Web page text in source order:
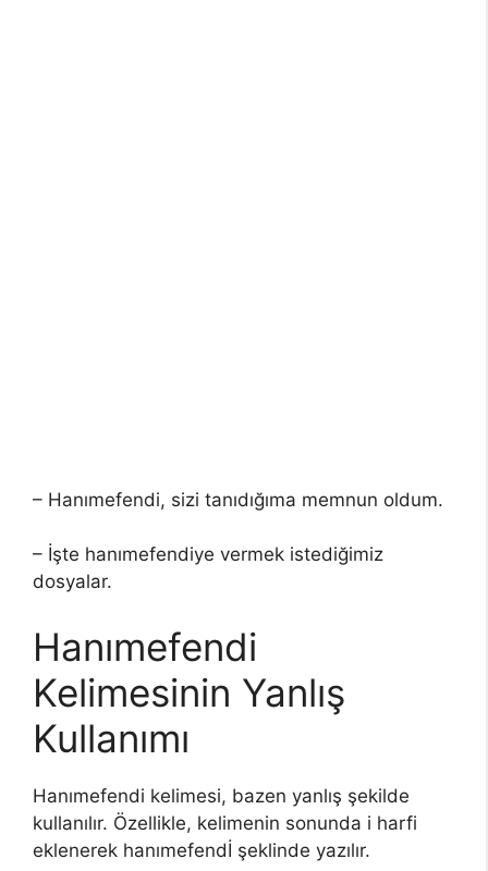
– Hanımefendi, sizi tanıdığıma memnun oldum.
– İşte hanımefendiye vermek istediğimiz
dosyalar.
Hanımefendi
Kelimesinin Yanlış
Kullanımı
Hanımefendi kelimesi, bazen yanlış şekilde
kullanılır. Özellikle, kelimenin sonunda i harfi
eklenerek hanımefendİ şeklinde yazılır.